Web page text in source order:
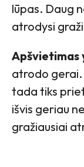
lūpas. Daug
atrodysi
Apšvietimas
atrodo
tada tiks
išvis geriau
gražiausiai